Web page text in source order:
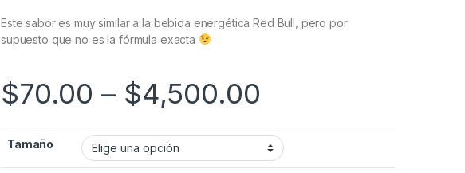
Este sabor es muy similar a la bebida energética Red Bull, pero por
supuesto que no es la fórmula exacta
$70.00 – $4,500.00
Tamaño